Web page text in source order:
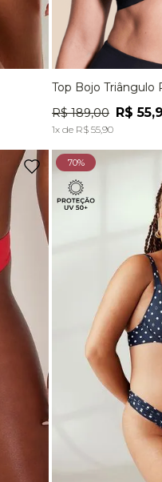
P M
Top Bojo Triângulo
R$ 189,00 R$ 55,
1x de R$ 55,90
70%